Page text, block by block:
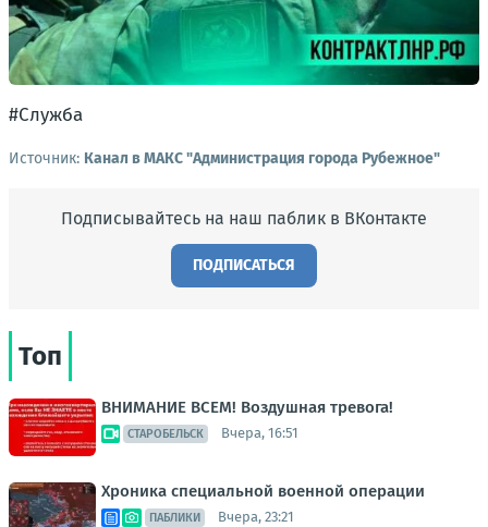
#Служба
Источник: Канал в МАКС "Администрация города Рубежное"
Подписывайтесь на наш паблик в ВКонтакте
ПОДПИСАТЬСЯ
Топ
ВНИМАНИЕ ВСЕМ! Воздушная тревога!
СТАРОБЕЛЬСК Вчера, 16:51
Хроника специальной военной операции
ПАБЛИКИ Вчера, 23:21